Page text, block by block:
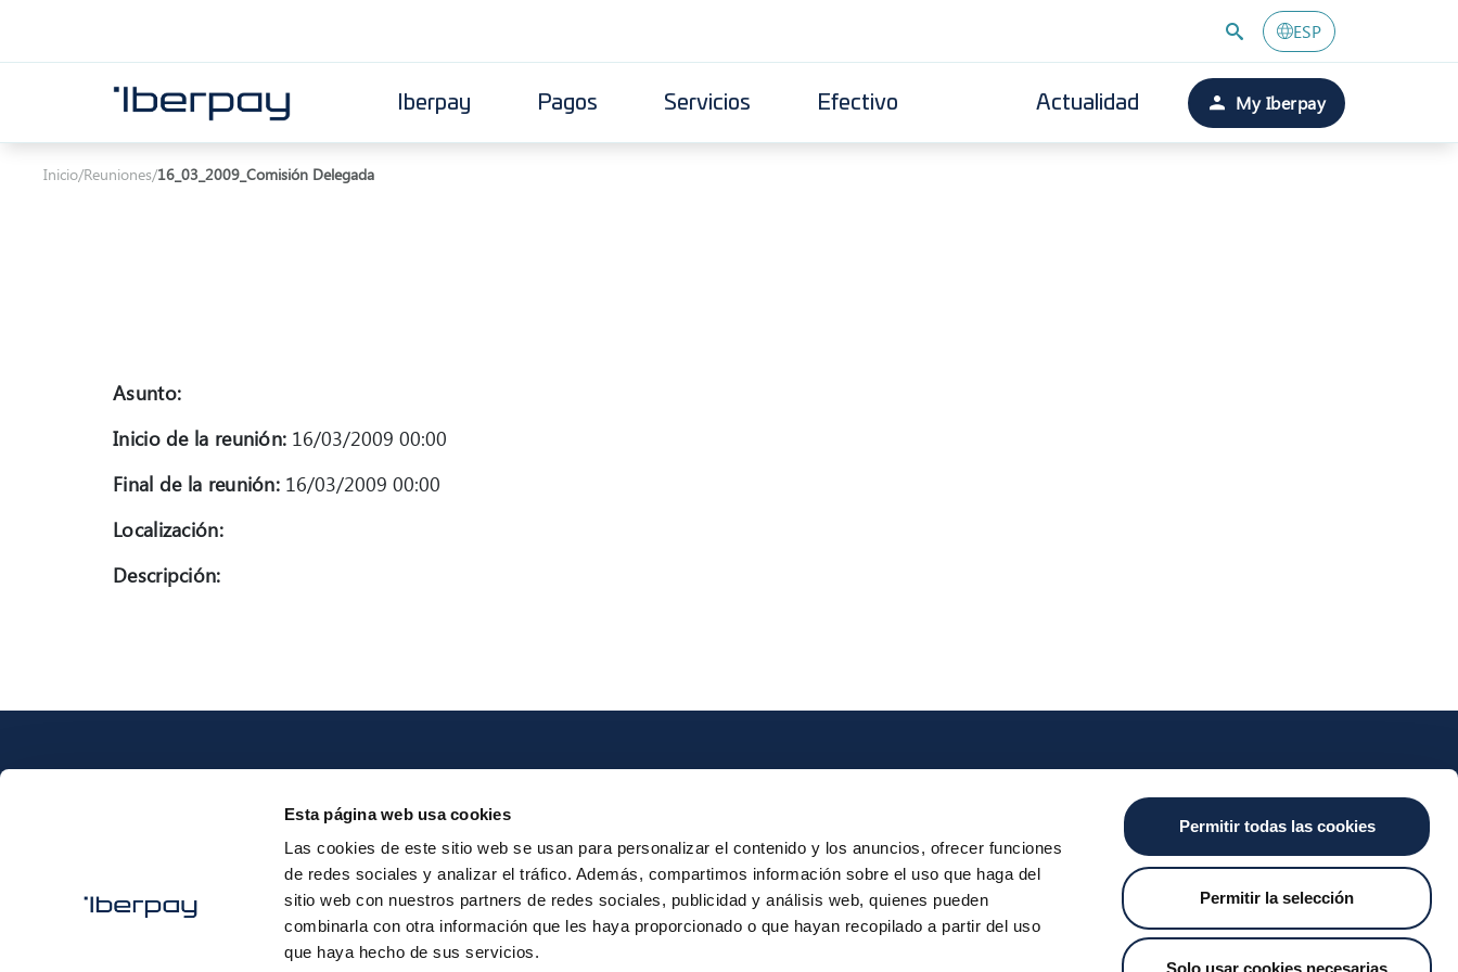
Esta página web usa cookies
Las cookies de este sitio web se usan para personalizar el contenido y los anuncios, ofrecer funciones
de redes sociales y analizar el tráfico. Además, compartimos información sobre el uso que haga del
sitio web con nuestros partners de redes sociales, publicidad y análisis web, quienes pueden
combinarla con otra información que les haya proporcionado o que hayan recopilado a partir del uso
que haya hecho de sus servicios.
Permitir todas las cookies
Permitir la selección
Solo usar cookies necesarias
ESP
Iberpay
Iberpay Pagos Servicios Efectivo Actualidad My Iberpay
Inicio/Reuniones/16_03_2009_Comisión Delegada
Asunto:
Inicio de la reunión: 16/03/2009 00:00
Final de la reunión: 16/03/2009 00:00
Localización:
Descripción:
Informes Anuales
Transferencias Instantáneas
Request to Pay
Sobre el SDA
Servicios
Valitic
Payguard
Traslado de Cuentas
Actualidad
Actualidad